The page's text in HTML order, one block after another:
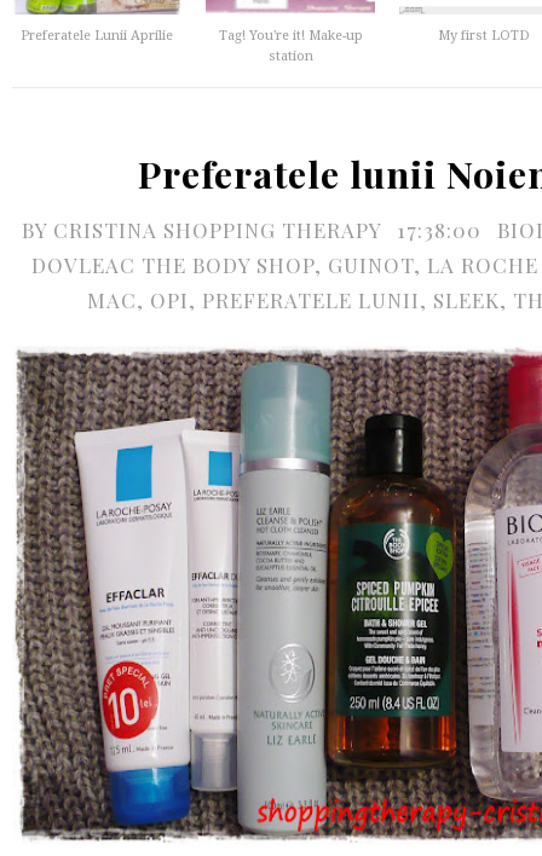
Preferatele Lunii Aprilie
Tag! You're it! Make-up
station
My first LOTD
Preferatele lunii
BY CRISTINA SHOPPING THERAPY 17:38:00
DOVLEAC THE BODY SHOP, GUINOT, LA ROCHE
MAC, OPI, PREFERATELE LUNII, SLEEK,